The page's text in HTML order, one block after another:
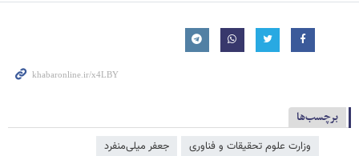
برچسب‌ها
وزارت علوم تحقیقات و فناوری جعفر میلی‌منفرد